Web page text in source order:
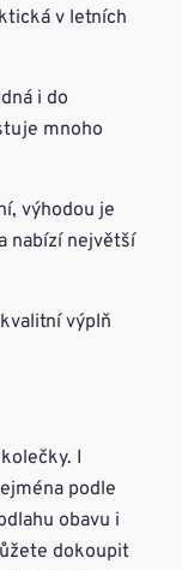
v letních
i do
mnoho
výhodou je
nabízí největší
výplň
I
podle
obavu i
dokoupit